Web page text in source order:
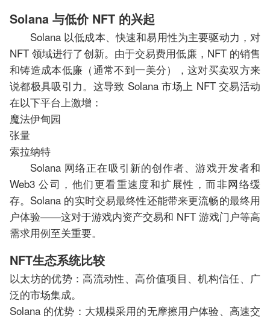
Solana 与低价 NFT 的兴起
Solana 以低成本、快速和易用性为主要驱动力，对
NFT 领域进行了创新。由于交易费用低廉，NFT 的销售
和铸造成本低廉（通常不到一美分），这对买卖双方来
说都极具吸引力。这导致 Solana 市场上 NFT 交易活动
在以下平台上激增：
魔法伊甸园
张量
索拉纳特
Solana 网络正在吸引新的创作者、游戏开发者和
Web3 公司，他们更看重速度和扩展性，而非网络缓
存。Solana 的实时交易最终性还能带来更流畅的最终用
户体验——这对于游戏内资产交易和 NFT 游戏门户等高
需求用例至关重要。
NFT生态系统比较
以太坊的优势：高流动性、高价值项目、机构信任、广
泛的市场集成。
Solana 的优势：大规模采用的无摩擦用户体验、高速交